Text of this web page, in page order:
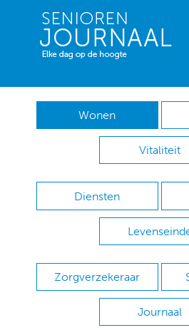
Wonen
Vitaliteit
Diensten
Zorgverzekeraar
Journaal